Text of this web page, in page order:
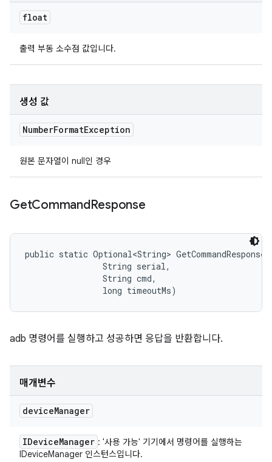
float
출력 부동 소수점 값입니다.
생성 값
NumberFormatException
원본 문자열이 null인 경우
GetCommandResponse
public static Optional<String> GetCommandResponse
                String serial,
                String cmd,
                long timeoutMs)
adb 명령어를 실행하고 성공하면 응답을 반환합니다.
매개변수
deviceManager
IDeviceManager : '사용 가능' 기기에서 명령어를 실행하는
IDeviceManager 인스턴스입니다.